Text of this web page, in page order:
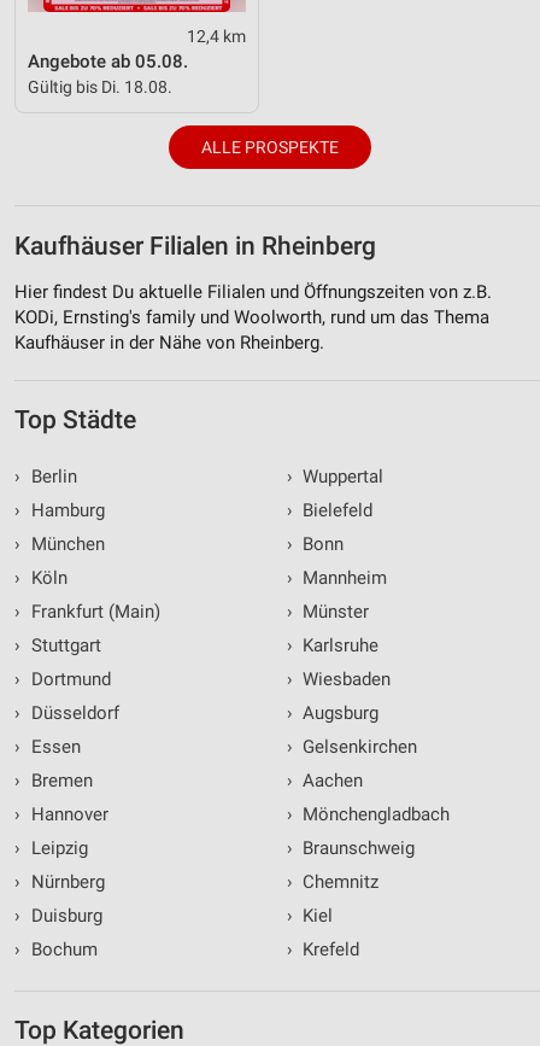
12,4 km
Angebote ab 05.08.
Gültig bis Di. 18.08.
ALLE PROSPEKTE
Kaufhäuser Filialen in Rheinberg
Hier findest Du aktuelle Filialen und Öffnungszeiten von z.B.
KODi, Ernsting's family und Woolworth, rund um das Thema
Kaufhäuser in der Nähe von Rheinberg.
Top Städte
›
Berlin
›
Hamburg
›
München
›
Köln
›
Frankfurt (Main)
› Stuttgart
›
Dortmund
›
Düsseldorf
›
Essen
›
Bremen
›
Hannover
›
Leipzig
›
Nürnberg
›
Duisburg
›
Bochum
› Wuppertal
› Bielefeld
› Bonn
› Mannheim
› Münster
› Karlsruhe
› Wiesbaden
› Augsburg
› Gelsenkirchen
› Aachen
› Mönchengladbach
› Braunschweig
› Chemnitz
› Kiel
› Krefeld
Top Kategorien